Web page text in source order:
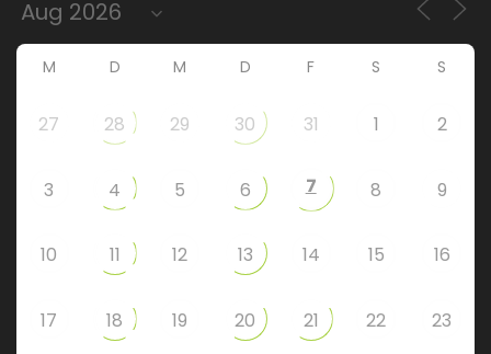
M D M D F S S
27 28 29 30 31 1 2
3 4 5 6 7 8 9
10 11 12 13 14 15 16
17 18 19 20 21 22 23